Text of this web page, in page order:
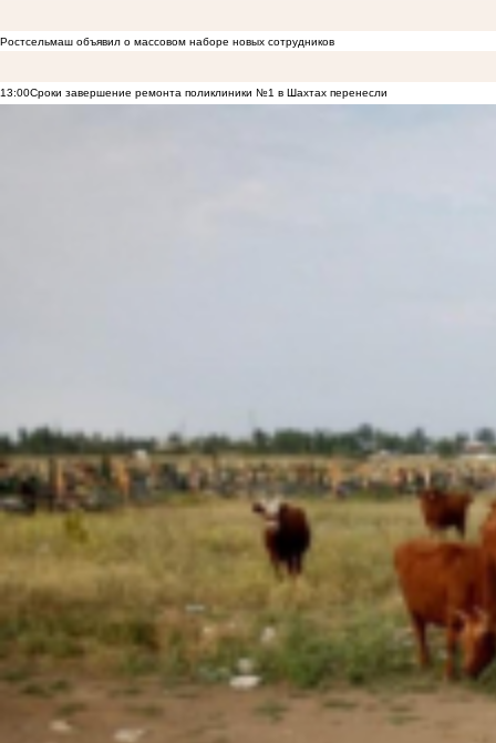
Ростсельмаш объявил о массовом наборе новых сотрудников
13:00Сроки завершение ремонта поликлиники №1 в Шахтах перенесли